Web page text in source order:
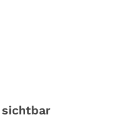
sichtbar